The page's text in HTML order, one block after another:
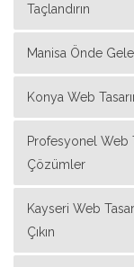
Taçlandırın
Manisa Önde
Konya Web
Profesyonel Web
Çözümler
Kayseri Web
Çıkın